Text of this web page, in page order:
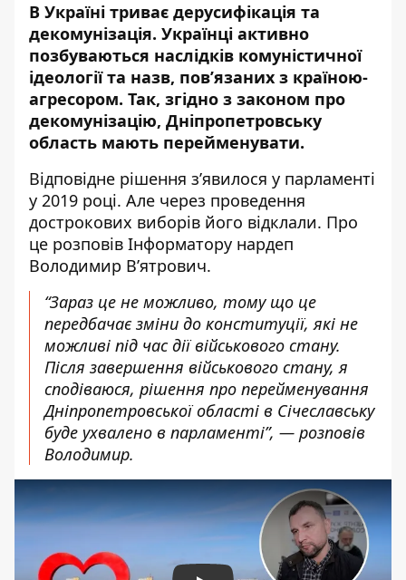
В Україні триває дерусифікація та
декомунізація. Українці активно
позбуваються наслідків комуністичної
ідеології та назв, пов’язаних з країною-
агресором. Так, згідно з законом про
декомунізацію, Дніпропетровську
область мають перейменувати.
Відповідне рішення з’явилося у парламенті
у 2019 році. Але через проведення
дострокових виборів його відклали. Про
це розповів Інформатору нардеп
Володимир В’ятрович.
“Зараз це не можливо, тому що це
передбачає зміни до конституції, які не
можливі під час дії військового стану.
Після завершення військового стану, я
сподіваюся, рішення про перейменування
Дніпропетровської області в Січеславську
буде ухвалено в парламенті”, — розповів
Володимир.